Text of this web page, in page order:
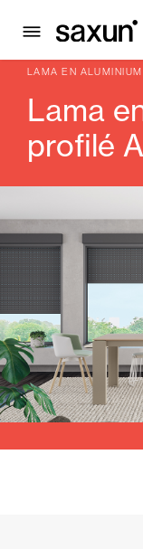
PRODUITS
LAMA EN
Lama
profilé